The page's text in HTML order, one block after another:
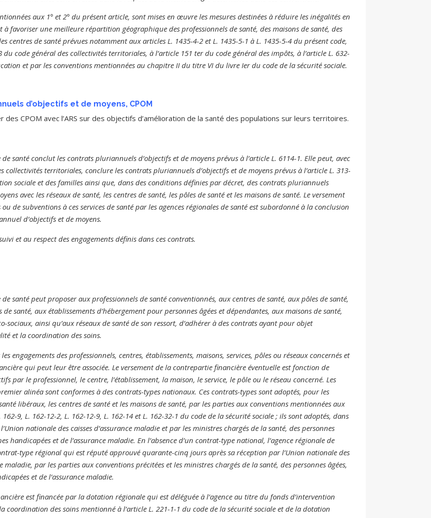
aux 1° et 2° du présent article, sont mises en œuvre les mesures destinées à réduire les inégalités en
à favoriser une meilleure répartition géographique des professionnels de santé, des maisons de santé, des
centres de santé prévues notamment aux articles L. 1435-4-2 et L. 1435-5-1 à L. 1435-5-4 du présent code,
du code général des collectivités territoriales, à l’article 151 ter du code général des impôts, à l’article L. 632-
et par les conventions mentionnées au chapitre II du titre VI du livre Ier du code de la sécurité sociale.
d’objectifs et de moyens, CPOM
des CPOM avec l’ARS sur des objectifs d’amélioration de la santé des populations sur leurs territoires.
de santé conclut les contrats pluriannuels d’objectifs et de moyens prévus à l’article L. 6114-1. Elle peut, avec
collectivités territoriales, conclure les contrats pluriannuels d’objectifs et de moyens prévus à l’article L. 313-
sociale et des familles ainsi que, dans des conditions définies par décret, des contrats pluriannuels
avec les réseaux de santé, les centres de santé, les pôles de santé et les maisons de santé. Le versement
ou de subventions à ces services de santé par les agences régionales de santé est subordonné à la conclusion
d’objectifs et de moyens.
et au respect des engagements définis dans ces contrats.
de santé peut proposer aux professionnels de santé conventionnés, aux centres de santé, aux pôles de santé,
de santé, aux établissements d’hébergement pour personnes âgées et dépendantes, aux maisons de santé,
sociaux, ainsi qu’aux réseaux de santé de son ressort, d’adhérer à des contrats ayant pour objet
et la coordination des soins.
engagements des professionnels, centres, établissements, maisons, services, pôles ou réseaux concernés et
qui peut leur être associée. Le versement de la contrepartie financière éventuelle est fonction de
par le professionnel, le centre, l’établissement, la maison, le service, le pôle ou le réseau concerné. Les
alinéa sont conformes à des contrats-types nationaux. Ces contrats-types sont adoptés, pour les
libéraux, les centres de santé et les maisons de santé, par les parties aux conventions mentionnées aux
162-9, L. 162-12-2, L. 162-12-9, L. 162-14 et L. 162-32-1 du code de la sécurité sociale ; ils sont adoptés, dans
nationale des caisses d’assurance maladie et par les ministres chargés de la santé, des personnes
handicapées et de l’assurance maladie. En l’absence d’un contrat-type national, l’agence régionale de
type régional qui est réputé approuvé quarante-cinq jours après sa réception par l’Union nationale des
maladie, par les parties aux conventions précitées et les ministres chargés de la santé, des personnes âgées,
et de l’assurance maladie.
est financée par la dotation régionale qui est déléguée à l’agence au titre du fonds d’intervention
coordination des soins mentionné à l’article L. 221-1-1 du code de la sécurité sociale et de la dotation